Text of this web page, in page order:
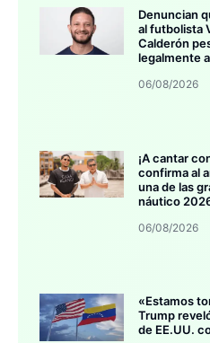
Denuncian
al futbolista
Calderón
legalmente
06/08/2026
¡A cantar
confirma al
una de las
náutico
06/08/2026
«Estamos
Trump
de EE.UU.